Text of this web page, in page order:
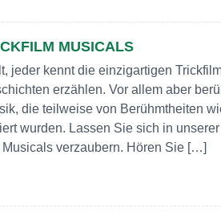
MUSICALS
jeder kennt die einzigartigen
erzählen. Vor allem aber
die teilweise von Berühmtheiten
wurden. Lassen Sie sich in
verzaubern. Hören Sie […]